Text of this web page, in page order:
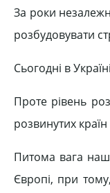
За роки
розбудовувати
Сьогодні в
Проте рівень
розвинутих
Питома вага
Європі, при